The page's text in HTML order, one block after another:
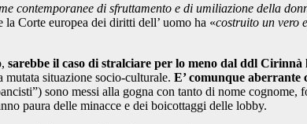
contemporanee di sfruttamento e di umiliazione della
Corte europea dei diritti dell’ uomo ha «costruito un vero
sarebbe il caso di stralciare per lo meno dal ddl
situazione socio-culturale. E’ comunque aberrante
sono messi alla gogna con tanto di nome cognome,
paura delle minacce e dei boicottaggi delle lobby.